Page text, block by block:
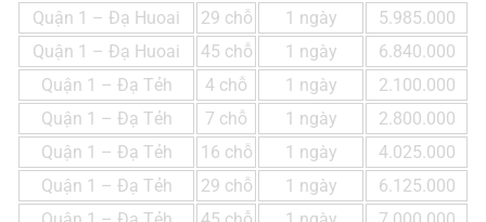
Quận 1 – Đạ Huoai
29 chỗ 1 ngày
5.985.000
Quận 1 – Đạ Huoai
45 chỗ 1 ngày
6.840.000
Quận 1 – Đạ Tẻh
4 chỗ 1 ngày
2.100.000
Quận 1 – Đạ Tẻh
7 chỗ 1 ngày
2.800.000
Quận 1 – Đạ Tẻh
16 chỗ 1 ngày
4.025.000
Quận 1 – Đạ Tẻh
29 chỗ 1 ngày
6.125.000